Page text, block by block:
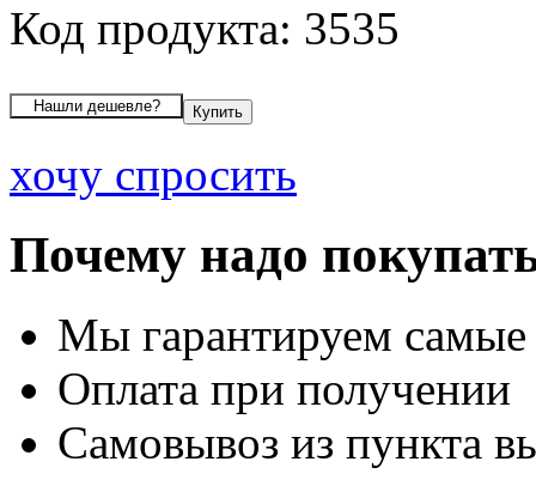
Код продукта: 3535
хочу спросить
Почему надо
Мы гарантируем
Оплата при получении
Самовывоз из пункта